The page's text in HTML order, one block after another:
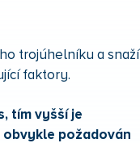
trojúhelníku a snaží
faktory.
tím vyšší je
požadován